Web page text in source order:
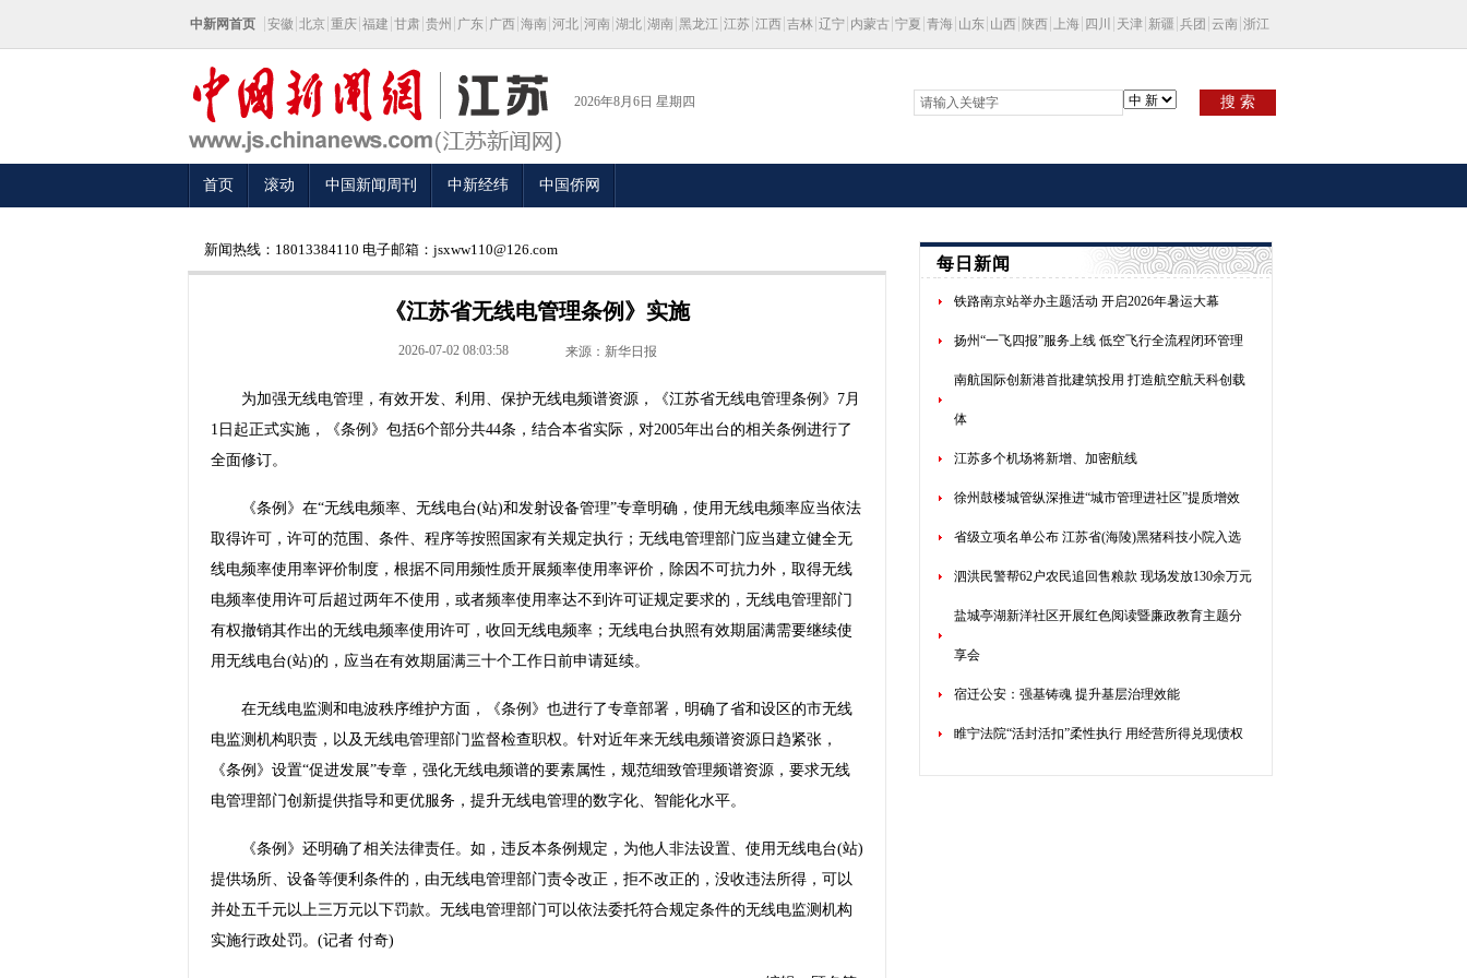
中新网首页 安徽 北京 重庆 福建 甘肃 贵州 广东 广西 海南 河北 河南 湖北 湖南 黑龙江 江苏 江西 吉林 辽宁 内蒙古 宁夏 青海 山东 山西 陕西 上海 四川 天津 新疆 兵团 云南 浙江
2026年8月6日 星期四 搜 索
首页 滚动 中国新闻周刊 中新经纬 中国侨网
新闻热线：18013384110 电子邮箱：jsxww110@126.com
《江苏省无线电管理条例》实施
2026-07-02 08:03:58 来源：新华日报
为加强无线电管理，有效开发、利用、保护无线电频谱资源，《江苏省无线电管理条例》7月
1日起正式实施，《条例》包括6个部分共44条，结合本省实际，对2005年出台的相关条例进行了
全面修订。
《条例》在“无线电频率、无线电台(站)和发射设备管理”专章明确，使用无线电频率应当依法
取得许可，许可的范围、条件、程序等按照国家有关规定执行；无线电管理部门应当建立健全无
线电频率使用率评价制度，根据不同用频性质开展频率使用率评价，除因不可抗力外，取得无线
电频率使用许可后超过两年不使用，或者频率使用率达不到许可证规定要求的，无线电管理部门
有权撤销其作出的无线电频率使用许可，收回无线电频率；无线电台执照有效期届满需要继续使
用无线电台(站)的，应当在有效期届满三十个工作日前申请延续。
在无线电监测和电波秩序维护方面，《条例》也进行了专章部署，明确了省和设区的市无线
电监测机构职责，以及无线电管理部门监督检查职权。针对近年来无线电频谱资源日趋紧张，
《条例》设置“促进发展”专章，强化无线电频谱的要素属性，规范细致管理频谱资源，要求无线
电管理部门创新提供指导和更优服务，提升无线电管理的数字化、智能化水平。
《条例》还明确了相关法律责任。如，违反本条例规定，为他人非法设置、使用无线电台(站)
提供场所、设备等便利条件的，由无线电管理部门责令改正，拒不改正的，没收违法所得，可以
并处五千元以上三万元以下罚款。无线电管理部门可以依法委托符合规定条件的无线电监测机构
实施行政处罚。(记者 付奇)
每日新闻
铁路南京站举办主题活动 开启2026年暑运大幕
扬州“一飞四报”服务上线 低空飞行全流程闭环管理
南航国际创新港首批建筑投用 打造航空航天科创载
体
江苏多个机场将新增、加密航线
徐州鼓楼城管纵深推进“城市管理进社区”提质增效
省级立项名单公布 江苏省(海陵)黑猪科技小院入选
泗洪民警帮62户农民追回售粮款 现场发放130余万元
盐城亭湖新洋社区开展红色阅读暨廉政教育主题分
享会
宿迁公安：强基铸魂 提升基层治理效能
睢宁法院“活封活扣”柔性执行 用经营所得兑现债权